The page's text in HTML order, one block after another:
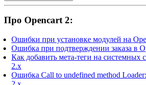
Про Opencart 2:
Ошибки при установке модулей на
Ошибка при подтверждении заказа в
Как добавить мета-теги на системных
2.x
Ошибка Call to undefined method